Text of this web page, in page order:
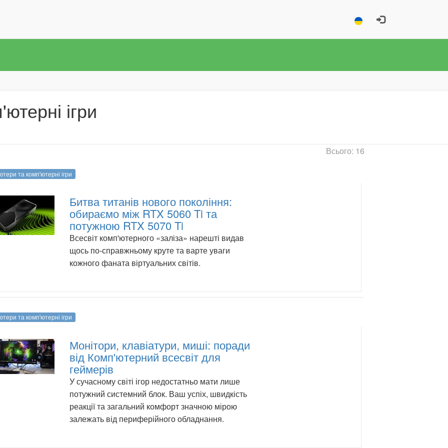
ігри
Всього: 16
та комп'ютерні ігри
Битва титанів нового покоління:
обираємо між RTX 5060 Ti та
потужною RTX 5070 Ti
Всесвіт комп'ютерного «заліза» нарешті видав
щось по-справжньому круте та варте уваги
кожного фаната віртуальних світів.
та комп'ютерні ігри
Монітори, клавіатури, миші: поради
від Комп'ютерний всесвіт для
геймерів
У сучасному світі ігор недостатньо мати лише
потужний системний блок. Ваш успіх, швидкість
реакції та загальний комфорт значною мірою
залежать від периферійного обладнання.